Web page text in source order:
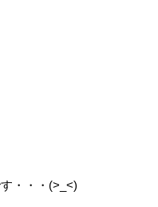
・・・(>_<)